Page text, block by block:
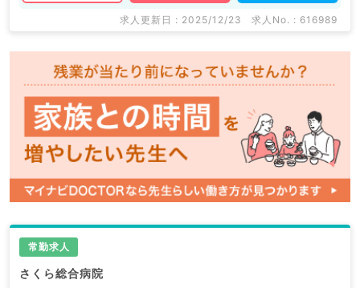
求人更新日 : 2025/12/23 求人No. : 616989
常勤求人
さくら総合病院